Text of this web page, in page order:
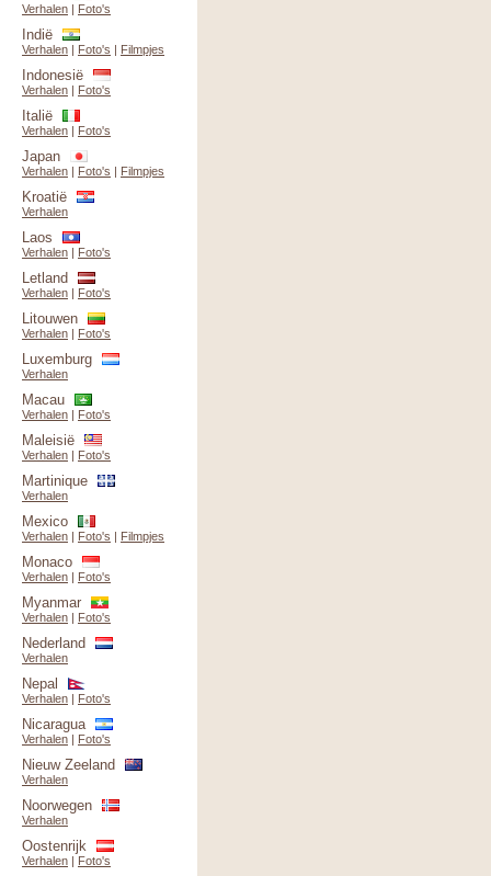
Verhalen | Foto's
Indië
Verhalen | Foto's | Filmpjes
Indonesië
Verhalen | Foto's
Italië
Verhalen | Foto's
Japan
Verhalen | Foto's | Filmpjes
Kroatië
Verhalen
Laos
Verhalen | Foto's
Letland
Verhalen | Foto's
Litouwen
Verhalen | Foto's
Luxemburg
Verhalen
Macau
Verhalen | Foto's
Maleisië
Verhalen | Foto's
Martinique
Verhalen
Mexico
Verhalen | Foto's | Filmpjes
Monaco
Verhalen | Foto's
Myanmar
Verhalen | Foto's
Nederland
Verhalen
Nepal
Verhalen | Foto's
Nicaragua
Verhalen | Foto's
Nieuw Zeeland
Verhalen
Noorwegen
Verhalen
Oostenrijk
Verhalen | Foto's